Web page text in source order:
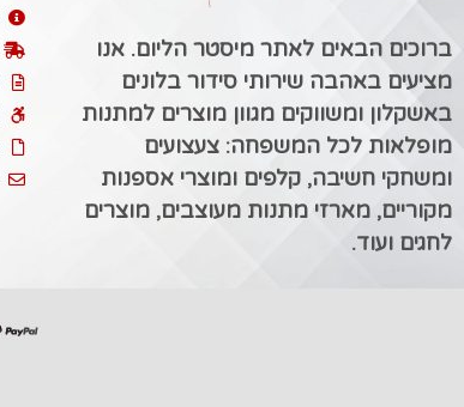
ברוכים הבאים לאתר מיסטר הליום. אנו
מציעים באהבה שירותי סידור בלונים
באשקלון ומשווקים מגוון מוצרים למתנות
מופלאות לכל המשפחה: צעצועים
ומשחקי חשיבה, קלפים ומוצרי אספנות
מקוריים, מארזי מתנות מעוצבים, מוצרים
לחגים ועוד.